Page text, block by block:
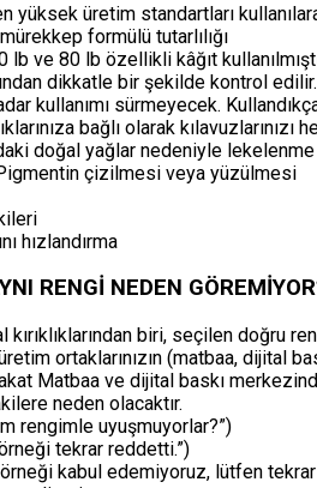
yüksek üretim standartları
formülü tutarlılığı
lb ve 80 lb özellikli kâğıt
dikkatle bir şekilde kontrol edilir.
kullanımı sürmeyecek.
bağlı olarak
doğal yağlar nedeniyle
çizilmesi veya yüzülmesi
hızlandırma
RENGİ NEDEN
kırıklıklarından biri, seçilen doğru
ortaklarınızın (matbaa, dijital
Matbaa ve dijital baskı
neden olacaktır.
rengimle uyuşmuyorlar?”)
örneği tekrar reddetti.”)
örneği kabul edemiyoruz, lütfen